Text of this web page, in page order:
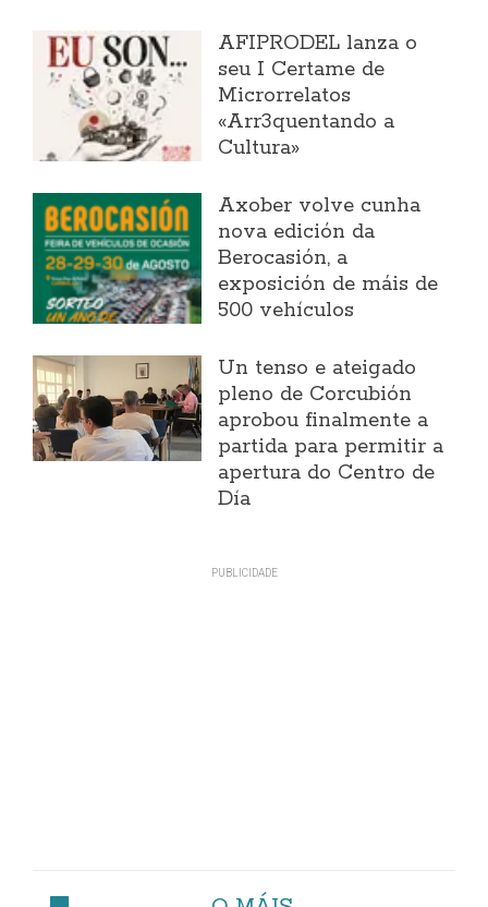
AFIPRODEL lanza o
seu I Certame de
Microrrelatos
«Arr3quentando a
Cultura»
Axober volve cunha
nova edición da
Berocasión, a
exposición de máis de
500 vehículos
Un tenso e ateigado
pleno de Corcubión
aprobou finalmente a
partida para permitir a
apertura do Centro de
Día